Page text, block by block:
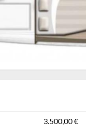
3.500,00 €